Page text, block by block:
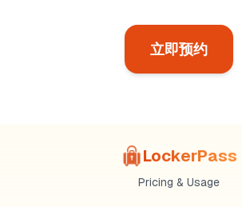
立即预约
LockerPass
Pricing & Usage